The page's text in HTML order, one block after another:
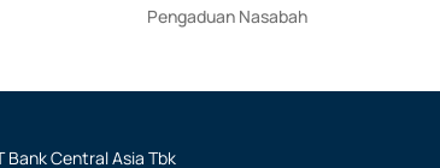
Pengaduan Nasabah
Bank Central Asia Tbk